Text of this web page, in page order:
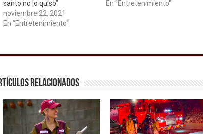
santo no lo quiso”
noviembre 22, 2021
En "Entretenimiento"
En "Entretenimiento"
relacionados